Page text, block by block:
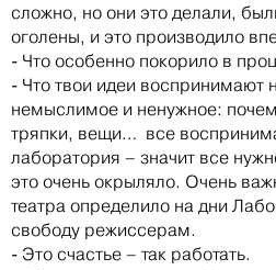
сложно, но они это делали,
оголены, и это производило
- Что особенно покорило в
- Что твои идеи воспринимают
немыслимое и ненужное:
тряпки, вещи… все
лаборатория – значит все
это очень окрыляло. Очень
театра определило на дни
свободу режиссерам.
- Это счастье – так работать.